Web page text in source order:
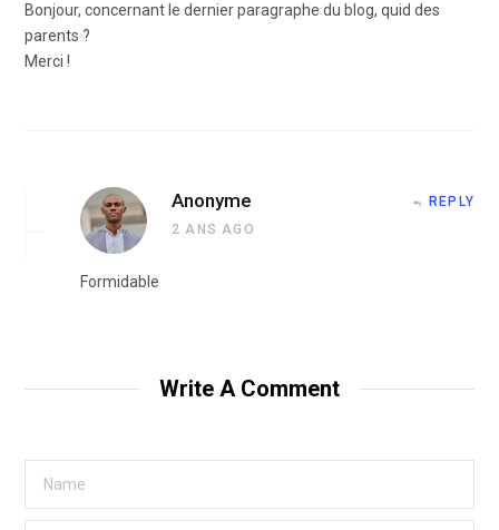
Bonjour, concernant le dernier paragraphe du blog, quid des
parents ?
Merci !
Anonyme
2 ANS AGO
REPLY
Formidable
Write A Comment